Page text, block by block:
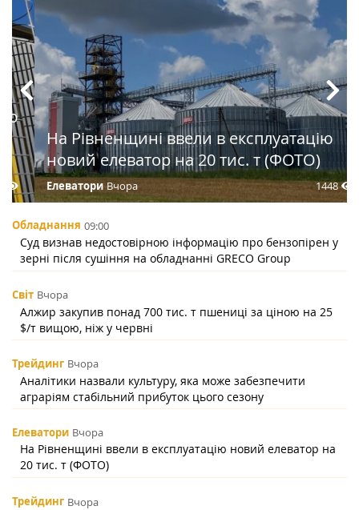
Елеватори Вчора 1448
На Рівненщині ввели в експлуатацію
новий елеватор на 20 тис. т (ФОТО)
Обладнання 09:00
Суд визнав недостовірною інформацію про бензопірен у
зерні після сушіння на обладнанні GRECO Group
Світ Вчора
Алжир закупив понад 700 тис. т пшениці за ціною на 25
$/т вищою, ніж у червні
Трейдинг Вчора
Аналітики назвали культуру, яка може забезпечити
аграріям стабільний прибуток цього сезону
Елеватори Вчора
На Рівненщині ввели в експлуатацію новий елеватор на
20 тис. т (ФОТО)
Трейдинг Вчора